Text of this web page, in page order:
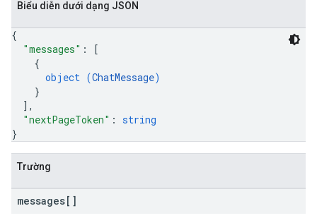
Biểu diễn dưới dạng JSON
{
"messages" :
[
{
object (ChatMessage)
}
] ,
"nextPageToken" : string
}
Trường
messages[]